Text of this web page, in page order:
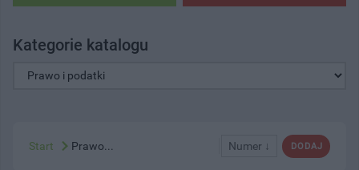
Kategorie katalogu
DODAJ
Numer ↓
Start Prawo...